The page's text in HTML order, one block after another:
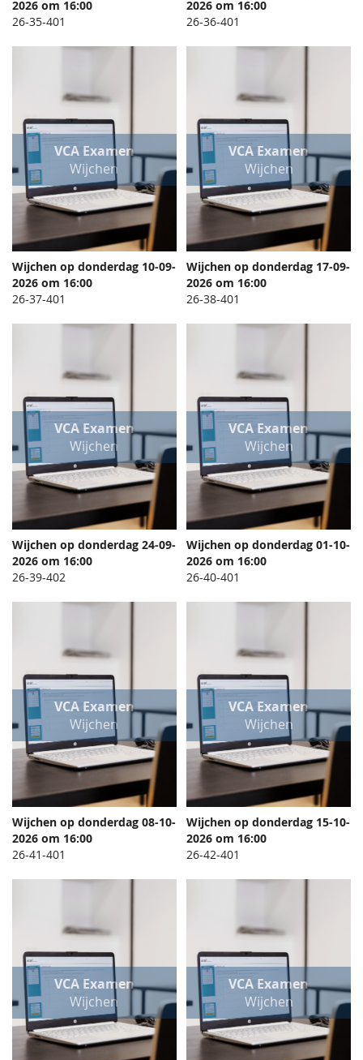
In Winkelwagen
TOEVOEGEN
VERGELIJKEN
2026 om 16:00
26-35-401
In Winkelwagen
2026 om 16:00
26-36-401
VCA Examen
Wijchen
In Winkelwagen
TOEVOEGEN
VERGELIJKEN
Wijchen op donderdag 10-09-
2026 om 16:00
26-37-401
VCA Examen
Wijchen
In Winkelwagen
Wijchen op donderdag 17-09-
2026 om 16:00
26-38-401
VCA Examen
Wijchen
In Winkelwagen
TOEVOEGEN
VERGELIJKEN
Wijchen op donderdag 24-09-
2026 om 16:00
26-39-402
VCA Examen
Wijchen
In Winkelwagen
Wijchen op donderdag 01-10-
2026 om 16:00
26-40-401
VCA Examen
Wijchen
In Winkelwagen
TOEVOEGEN
VERGELIJKEN
Wijchen op donderdag 08-10-
2026 om 16:00
26-41-401
VCA Examen
Wijchen
In Winkelwagen
Wijchen op donderdag 15-10-
2026 om 16:00
26-42-401
VCA Examen
Wijchen
VCA Examen
Wijchen